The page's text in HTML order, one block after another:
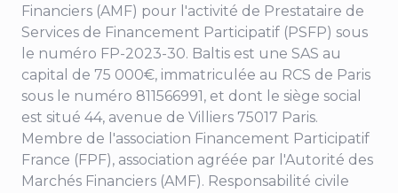
Financiers (AMF) pour l'activité de Prestataire de
Services de Financement Participatif (PSFP) sous
le numéro FP-2023-30. Baltis est une SAS au
capital de 75 000€, immatriculée au RCS de Paris
sous le numéro 811566991, et dont le siège social
est situé 44, avenue de Villiers 75017 Paris.
Membre de l'association Financement Participatif
France (FPF), association agréée par l'Autorité des
Marchés Financiers (AMF). Responsabilité civile